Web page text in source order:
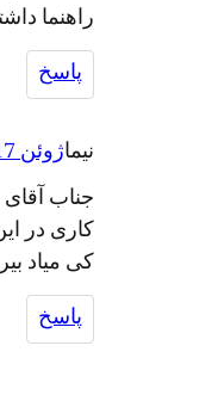
راهنما
پاسخ
نیماژوئن 17, 2013
جناب آقای
کاری در
کی میاد
پاسخ